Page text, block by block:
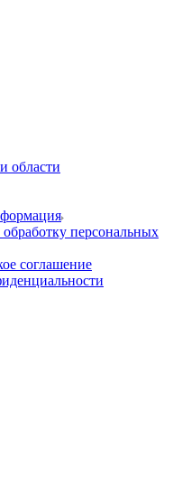
области
персональных
соглашение